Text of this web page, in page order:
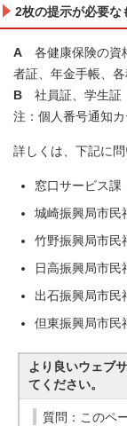
2枚の提示が必要な
A 各健康保険の資
者証、年金手帳、
B 社員証、学生
注：個人番号通知
詳しくは、下記に問
窓口サービス
城崎振興局市
竹野振興局市
日高振興局市
出石振興局市
但東振興局市
より良いウェブ
てください。
質問：このペ